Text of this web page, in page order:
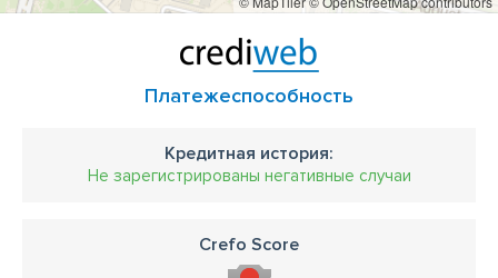
Платежеспособность
Кредитная история:
Не зарегистрированы негативные случаи
Crefo Score